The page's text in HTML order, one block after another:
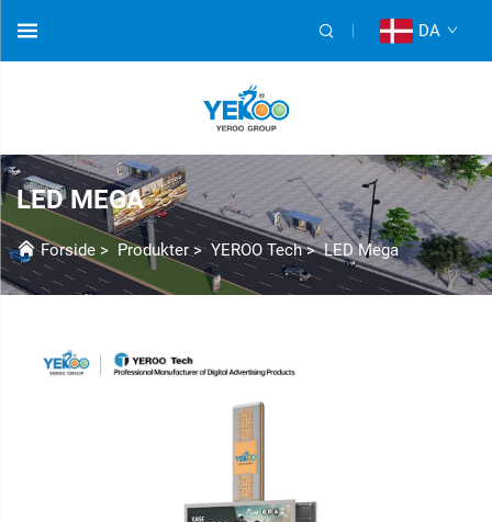
DA
LED MEGA
Forside > Produkter> YEROO Tech>LED Mega